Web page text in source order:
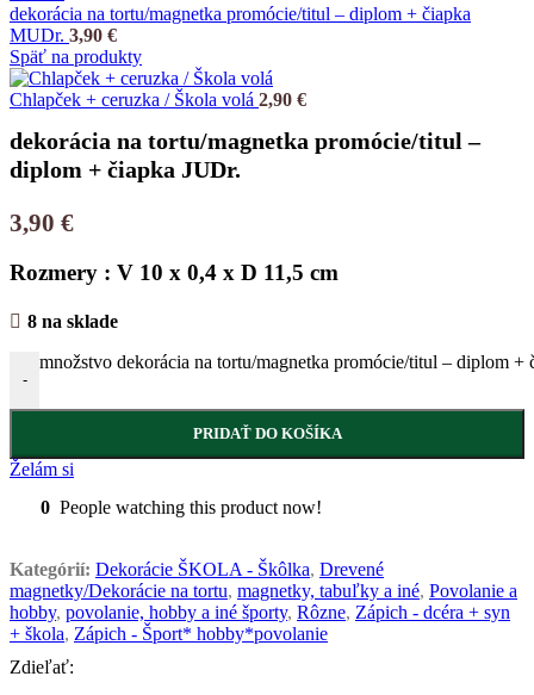
dekorácia na tortu/magnetka promócie/titul – diplom + čiapka
MUDr. 3,90 €
Späť na produkty
Chlapček + ceruzka / Škola volá 2,90 €
dekorácia na tortu/magnetka promócie/titul –
diplom + čiapka JUDr.
3,90 €
Rozmery : V 10 x 0,4 x D 11,5 cm
8 na sklade
-
množstvo dekorácia na tortu/magnetka promócie/titul – diplom +
PRIDAŤ DO KOŠÍKA
Želám si
0 People watching this product now!
Kategórií: Dekorácie ŠKOLA - Škôlka, Drevené
magnetky/Dekorácie na tortu, magnetky, tabuľky a iné, Povolanie a
hobby, povolanie, hobby a iné športy, Rôzne, Zápich - dcéra + syn
+ škola, Zápich - Šport* hobby*povolanie
Zdieľať: